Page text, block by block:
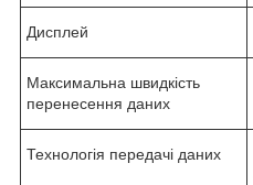
Дисплей
Максимальна швидкість
перенесення даних
Технологія передачі даних